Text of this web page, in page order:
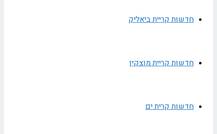
חדשות קריית ביאליק
חדשות קריית מוצקין
חדשות קרית ים